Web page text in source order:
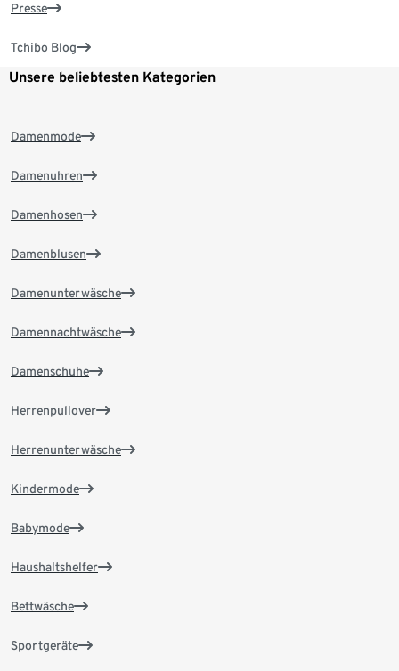
Presse
Tchibo Blog
Unsere beliebtesten Kategorien
Damenmode
Damenuhren
Damenhosen
Damenblusen
Damenunterwäsche
Damennachtwäsche
Damenschuhe
Herrenpullover
Herrenunterwäsche
Kindermode
Babymode
Haushaltshelfer
Bettwäsche
Sportgeräte